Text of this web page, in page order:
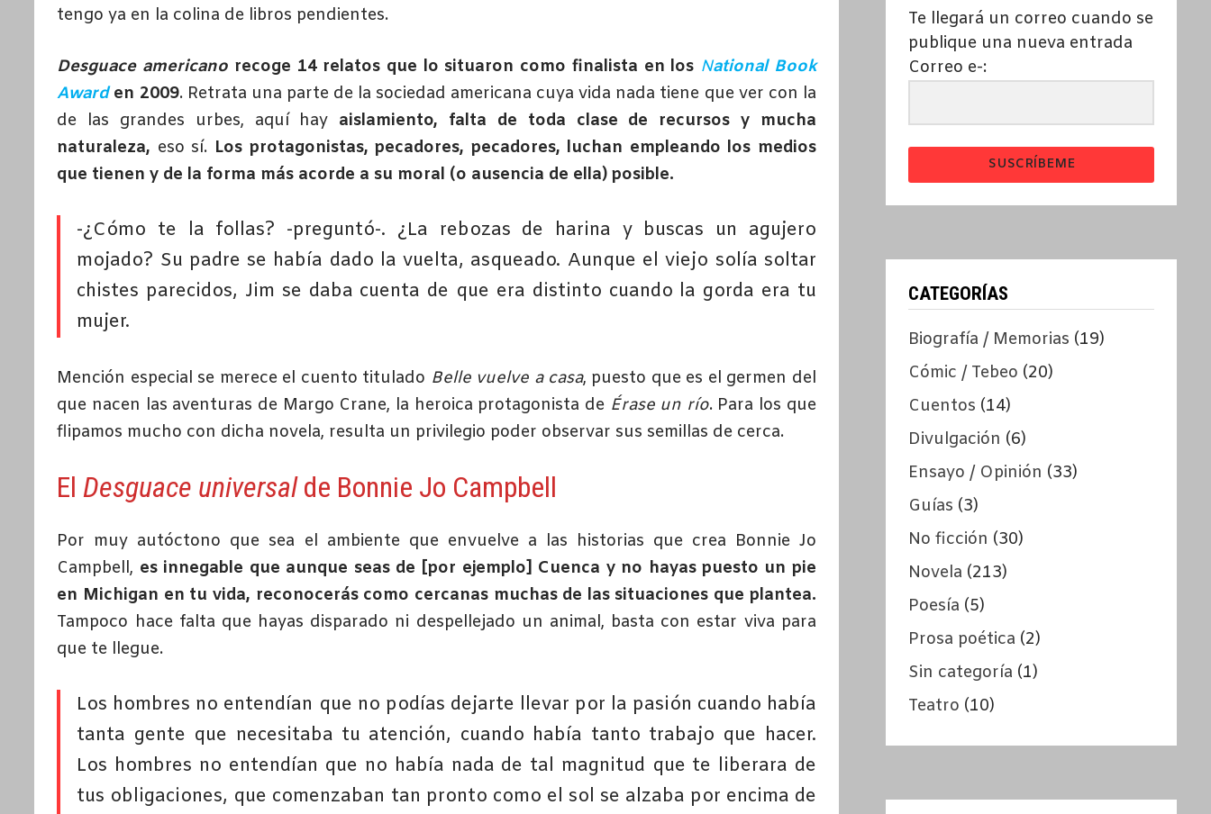
tengo ya en la colina de libros pendientes.
Desguace americano recoge 14 relatos que lo situaron como finalista en los National Book
Awarden 2009. Retrata una parte de la sociedad americana cuya vida nada tiene que ver con la
de las grandes urbes, aquí hay aislamiento, falta de toda clase de recursos y mucha
naturaleza, eso sí. Los protagonistas, pecadores, pecadores, luchan empleando los medios
que tienen y de la forma más acorde a su moral (o ausencia de ella) posible.
-¿Cómo te la follas? -preguntó-. ¿La rebozas de harina y buscas un agujero
mojado? Su padre se había dado la vuelta, asqueado. Aunque el viejo solía soltar
chistes parecidos, Jim se daba cuenta de que era distinto cuando la gorda era tu
mujer.
Mención especial se merece el cuento titulado Belle vuelve a casa, puesto que es el germen del
que nacen las aventuras de Margo Crane, la heroica protagonista de Érase un río. Para los que
flipamos mucho con dicha novela, resulta un privilegio poder observar sus semillas de cerca.
El Desguace universalde Bonnie Jo Campbell
Por muy autóctono que sea el ambiente que envuelve a las historias que crea Bonnie Jo
Campbell, es innegable que aunque seas de [por ejemplo] Cuenca y no hayas puesto un pie
en Michigan en tu vida, reconocerás como cercanas muchas de las situaciones que plantea.
Tampoco hace falta que hayas disparado ni despellejado un animal, basta con estar viva para
que te llegue.
Los hombres no entendían que no podías dejarte llevar por la pasión cuando había
tanta gente que necesitaba tu atención, cuando había tanto trabajo que hacer.
Los hombres no entendían que no había nada de tal magnitud que te liberara de
tus obligaciones, que comenzaban tan pronto como el sol se alzaba por encima de
Te llegará un correo cuando se
publique una nueva entrada
Correo e-:
SUSCRÍBEME
CATEGORÍAS
Biografía / Memorias (19)
Cómic / Tebeo (20)
Cuentos (14)
Divulgación (6)
Ensayo / Opinión (33)
Guías (3)
No ficción (30)
Novela (213)
Poesía (5)
Prosa poética (2)
Sin categoría (1)
Teatro (10)